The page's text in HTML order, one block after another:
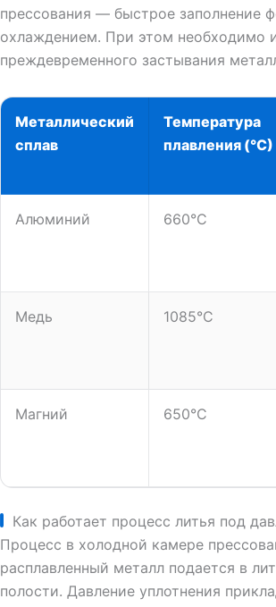
прессования — быстрое заполнение
охлаждением. При этом необходимо
преждевременного застывания
Металлический
сплав
Температура
плавления (°С)
Алюминий 660°С
Медь 1085°С
Магний 650°С
Как работает процесс литья под
Процесс в холодной камере
расплавленный металл подается в
полости. Давление уплотнения